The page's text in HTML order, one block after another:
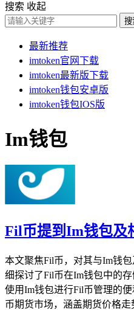
搜索 收起
搜
最新推荐
imtoken官网下载
imtoken最新版下载
imtoken钱包安卓版
imtoken钱包IOS版
Im钱包
Fil币提到Im钱包及
本文聚焦Fil币，对其与Im钱
细探讨了Fil币在Im钱包中的
使用Im钱包进行Fil币管理的
币期货市场，涵盖期货价格